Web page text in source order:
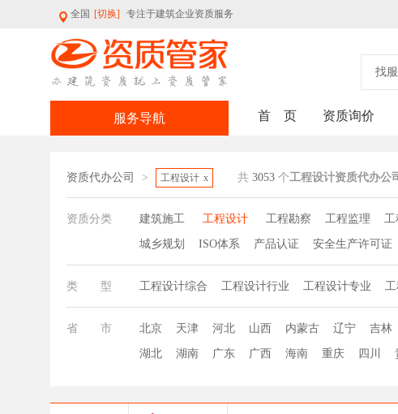
全国 [切换] 专注于建筑企业资质服务
找
服务导航 首 页 资质询价
资质代办公司 > 工程设计 x 共 3053 个工程设计资质代办公
资质分类 建筑施工 工程设计 工程勘察 工程监理 工
城乡规划 ISO体系 产品认证 安全生产许可证
类 型 工程设计综合 工程设计行业 工程设计专业
省 市 北京 天津 河北 山西 内蒙古 辽宁 吉林
湖北 湖南 广东 广西 海南 重庆 四川